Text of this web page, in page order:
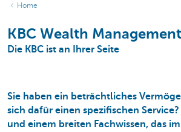
Home
KBC Wealth Management
Die KBC ist an Ihrer Seite
Sie haben ein beträchtliches
sich dafür einen spezifischen Service
und einem breiten Fachwissen, das